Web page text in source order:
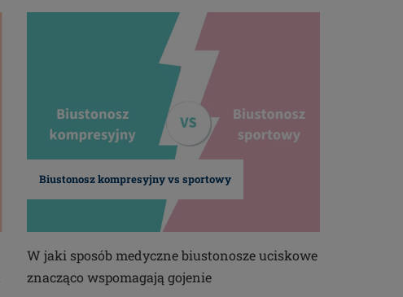
Biustonosz kompresyjny vs sportowy
W jaki sposób medyczne biustonosze uciskowe
znacząco wspomagają gojenie